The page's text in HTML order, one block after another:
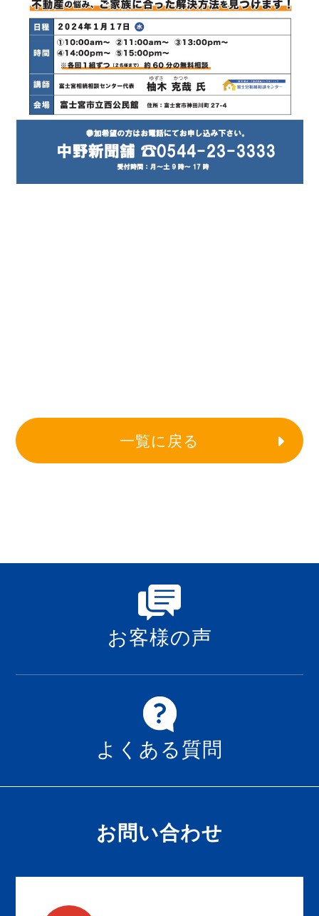
一覧に戻る
お客様の声
よくある質問
お問い合わせ